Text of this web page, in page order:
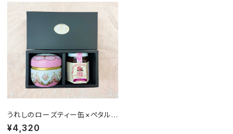
うれしのローズティー缶×ペタル
ジャム ギフトセット
¥4,320